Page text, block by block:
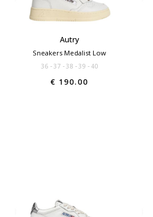
Autry
Sneakers Medalist Low
36 37 38 39 40
€ 190.00